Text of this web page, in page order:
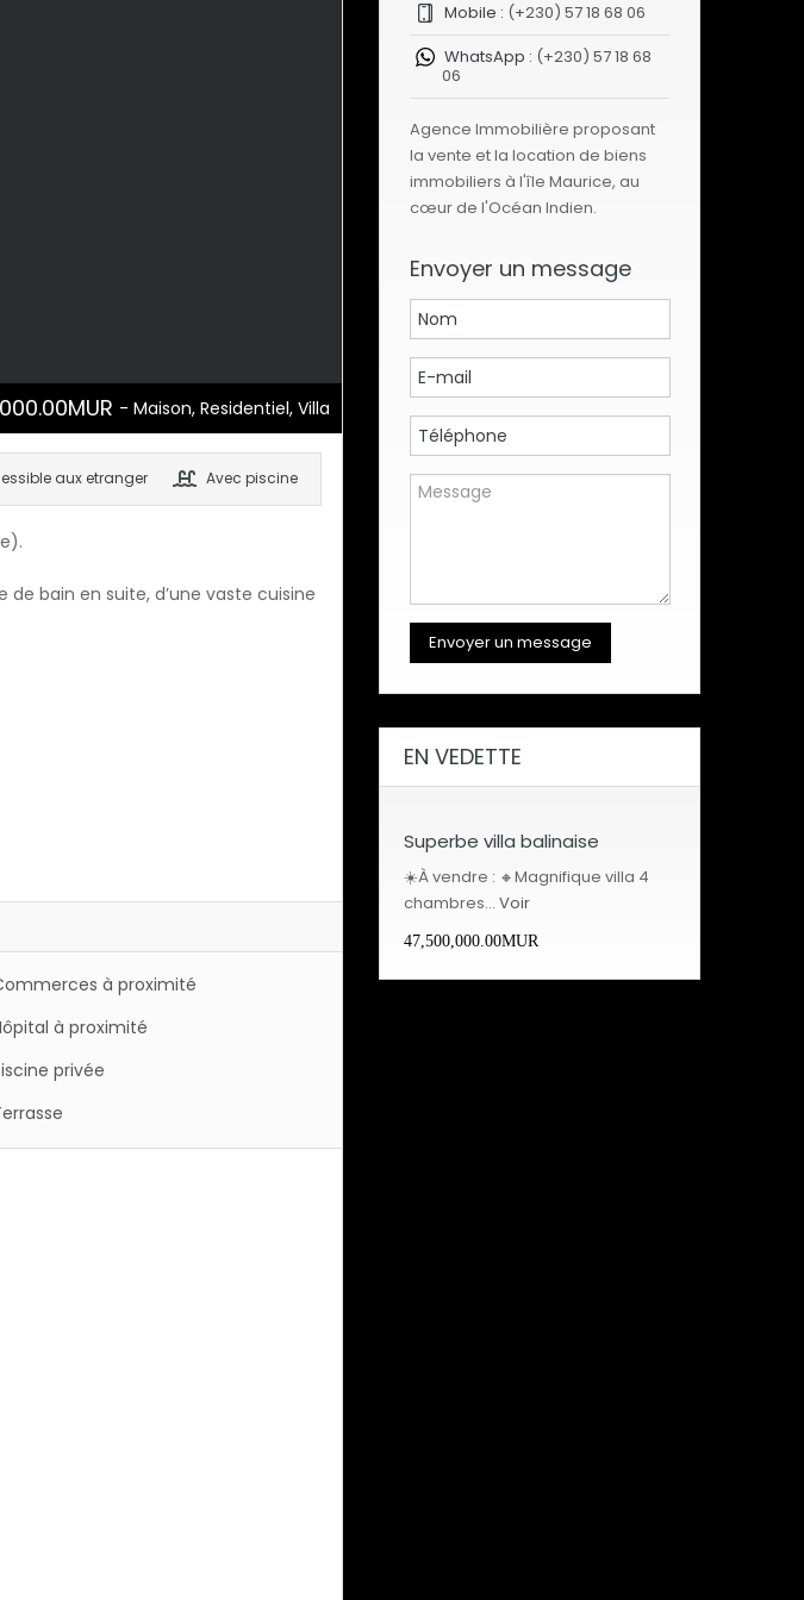
- Maison, Residentiel, Villa
aux etranger Avec piscine
bain en suite, d’une vaste cuisine
à proximité
à proximité
privée
Mobile : (+230) 57 18 68 06
WhatsApp : (+230) 57 18 68
06
Agence Immobilière proposant
la vente et la location de biens
immobiliers à l'île Maurice, au
cœur de l'Océan Indien.
Envoyer un message
EN VEDETTE
Superbe villa balinaise
☀️À vendre : 🔸Magnifique villa 4
chambres… Voir
47,500,000.00MUR